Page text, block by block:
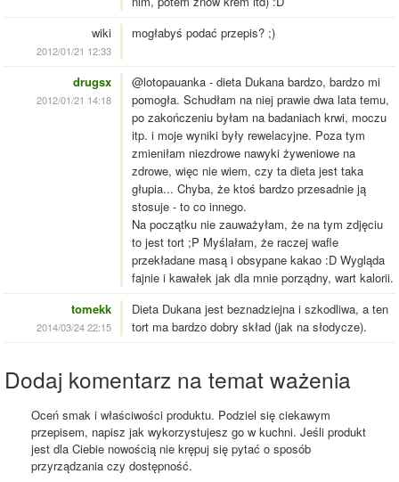
wiki
2012/01/21 12:33
mogłabyś podać przepis? ;)
drugsx
2012/01/21 14:18
@lotopauanka - dieta Dukana bardzo, bardzo mi
pomogła. Schudłam na niej prawie dwa lata temu,
po zakończeniu byłam na badaniach krwi, moczu
itp. i moje wyniki były rewelacyjne. Poza tym
zmieniłam niezdrowe nawyki żyweniowe na
zdrowe, więc nie wiem, czy ta dieta jest taka
głupia... Chyba, że ktoś bardzo przesadnie ją
stosuje - to co innego.
Na początku nie zauważyłam, że na tym zdjęciu
to jest tort ;P Myślałam, że raczej wafle
przekładane masą i obsypane kakao :D Wygląda
fajnie i kawałek jak dla mnie porządny, wart kalorii.
tomekk
2014/03/24 22:15
Dieta Dukana jest beznadziejna i szkodliwa, a ten
tort ma bardzo dobry skład (jak na słodycze).
Dodaj komentarz na temat ważenia
Oceń smak i właściwości produktu. Podziel się ciekawym
przepisem, napisz jak wykorzystujesz go w kuchni. Jeśli produkt
jest dla Ciebie nowością nie krępuj się pytać o sposób
przyrządzania czy dostępność.